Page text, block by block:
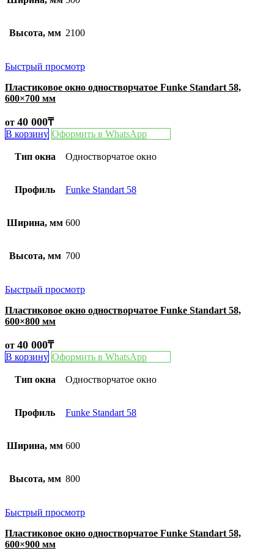
Высота, мм 2100
Быстрый просмотр
Пластиковое окно одностворчатое Funke Standart 58,
600×700 мм
от 40 000₸
В корзину Оформить в WhatsApp
Тип окна Одностворчатое окно
Профиль Funke Standart 58
Ширина, мм 600
Высота, мм 700
Быстрый просмотр
Пластиковое окно одностворчатое Funke Standart 58,
600×800 мм
от 40 000₸
В корзину Оформить в WhatsApp
Тип окна Одностворчатое окно
Профиль Funke Standart 58
Ширина, мм 600
Высота, мм 800
Быстрый просмотр
Пластиковое окно одностворчатое Funke Standart 58,
600×900 мм